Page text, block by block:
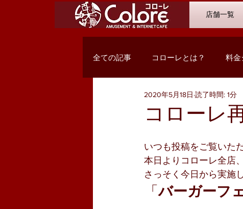
店舗一覧
全ての記事 コローレとは？ 料金
オススメコミック 最新入荷コミ
PC関係・コンテンツ お客様の声
コローレ
2020年5月18日 読了時間: 1分
いつも投稿をご覧いた
本日よりコローレ全店
さっそく今日から実施
「バーガーフ